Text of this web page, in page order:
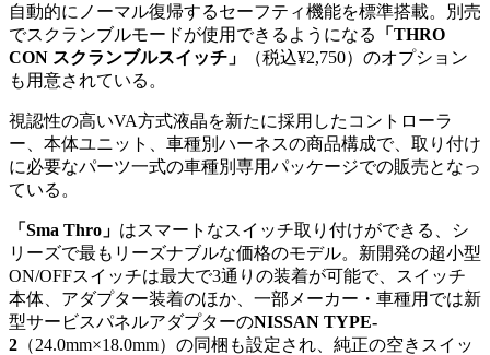
自動的にノーマル復帰するセーフティ機能を標準搭載。別売
でスクランブルモードが使用できるようになる
「THRO
CON スクランブルスイッチ」
（税込¥2,750）のオプション
も用意されている。
視認性の高いVA方式液晶を新たに採用したコントローラ
ー、本体ユニット、車種別ハーネスの商品構成で、取り付け
に必要なパーツ一式の車種別専用パッケージでの販売となっ
ている。
「Sma Thro」 はスマートなスイッチ取り付けができる、シ
リーズで最もリーズナブルな価格のモデル。新開発の超小型
ON/OFFスイッチは最大で3通りの装着が可能で、スイッチ
本体、アダプター装着のほか、一部メーカー・車種用では新
型サービスパネルアダプターのNISSAN TYPE-
2 （24.0mm×18.0mm）の同梱も設定され、純正の空きスイッ